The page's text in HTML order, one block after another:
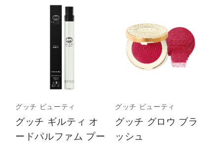
グッチ ビューティ
グッチ ギルティ オ
ードパルファム プー
グッチ ビューティ
グッチ グロウ ブラ
ッシュ